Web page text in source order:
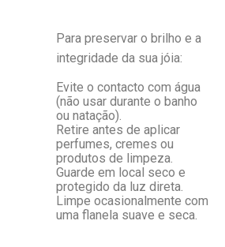
Para preservar o brilho e a
integridade da sua jóia:
Evite o contacto com água
(não usar durante o banho
ou natação).
Retire antes de aplicar
perfumes, cremes ou
produtos de limpeza.
Guarde em local seco e
protegido da luz direta.
Limpe ocasionalmente com
uma flanela suave e seca.